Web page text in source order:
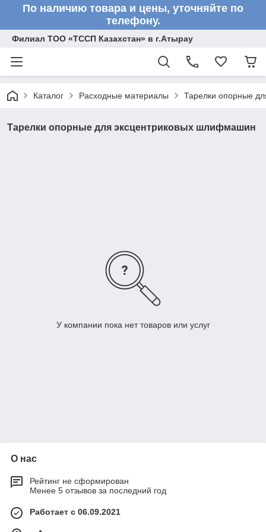
По наличию товара и цены, уточняйте по
телефону.
Филиал ТОО «ТССП Казахстан» в г.Атырау
Каталог Расходные материалы Тарелки опорные
Тарелки опорные для эксцентриковых шлифмашин
У компании пока нет товаров или услуг
О нас
Рейтинг не сформирован
Менее 5 отзывов за последний год
Работает с 06.09.2021